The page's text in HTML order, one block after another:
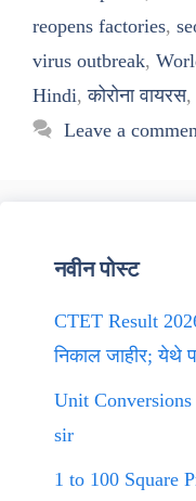
reopens factories,
virus outbreak,
Hindi,कोरोना वायरस,
Leave a
नवीन पोस्ट
CTET Result
निकाल जाहीर; येथे
Unit Conversions
sir
1 to 100 Square